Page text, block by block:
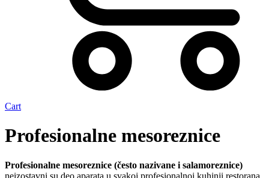
Cart
Profesionalne mesoreznice
Profesionalne mesoreznice (često nazivane i salamoreznice)
neizostavni su deo aparata u svakoj profesionalnoj kuhinji restorana,